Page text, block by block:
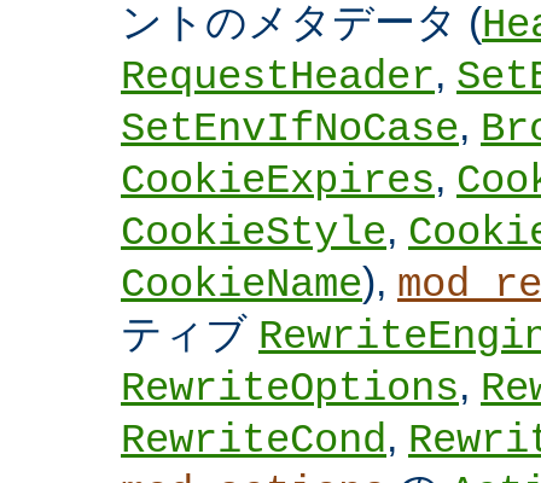
ントのメタデータ (
RequestHeader,
SetEnvIfNoCase,
CookieExpires,
CookieStyle,
CookieName),
ティブ
RewriteOptions,
RewriteCond,